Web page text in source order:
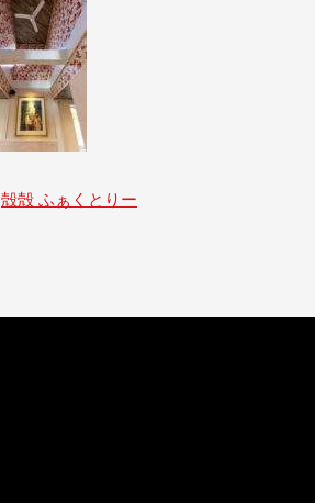
殻殻 ふぁくとりー